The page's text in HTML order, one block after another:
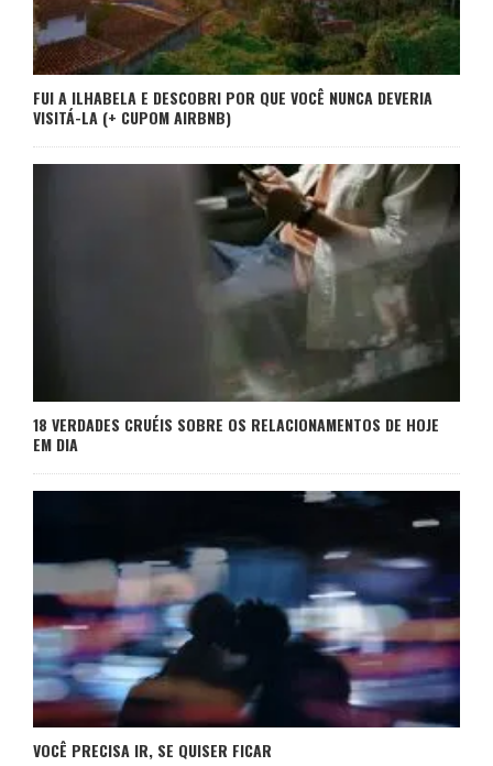
FUI A ILHABELA E DESCOBRI POR QUE VOCÊ NUNCA DEVERIA
VISITÁ-LA (+ CUPOM AIRBNB)
18 VERDADES CRUÉIS SOBRE OS RELACIONAMENTOS DE HOJE
EM DIA
VOCÊ PRECISA IR, SE QUISER FICAR